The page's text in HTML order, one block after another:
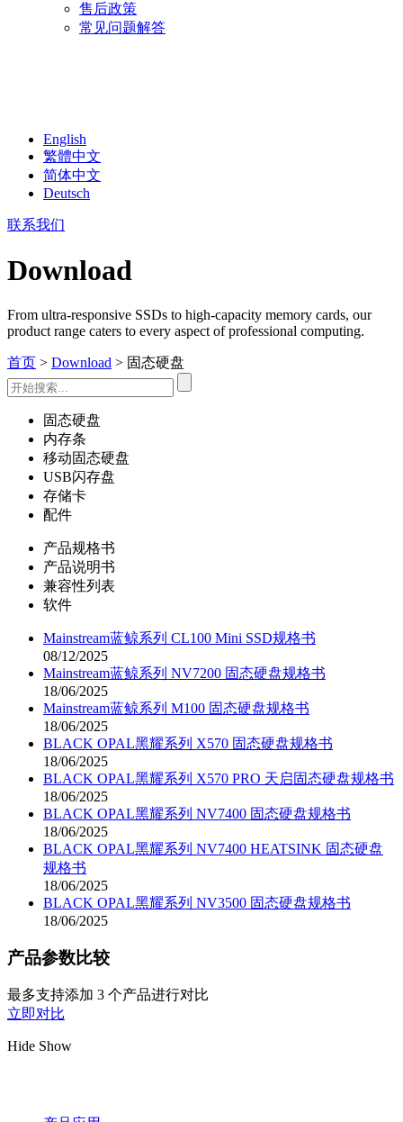
售后政策
常见问题解答
English
繁體中文
简体中文
Deutsch
联系我们
Download
From ultra-responsive SSDs to high-capacity memory cards, our
product range caters to every aspect of professional computing.
首页 > Download > 固态硬盘
固态硬盘
内存条
移动固态硬盘
USB闪存盘
存储卡
配件
产品规格书
产品说明书
兼容性列表
软件
Mainstream蓝鲸系列 CL100 Mini SSD规格书
08/12/2025
Mainstream蓝鲸系列 NV7200 固态硬盘规格书
18/06/2025
Mainstream蓝鲸系列 M100 固态硬盘规格书
18/06/2025
BLACK OPAL黑耀系列 X570 固态硬盘规格书
18/06/2025
BLACK OPAL黑耀系列 X570 PRO 天启固态硬盘规格书
18/06/2025
BLACK OPAL黑耀系列 NV7400 固态硬盘规格书
18/06/2025
BLACK OPAL黑耀系列 NV7400 HEATSINK 固态硬盘
规格书
18/06/2025
BLACK OPAL黑耀系列 NV3500 固态硬盘规格书
18/06/2025
产品参数比较
最多支持添加 3 个产品进行对比
立即对比
Hide Show